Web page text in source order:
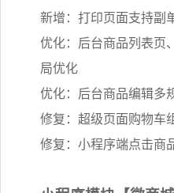
新增：打印页面支持副
优化：后台商品列表页
局优化
优化：后台商品编辑多
修复：超级页面购物车
修复：小程序端点击商